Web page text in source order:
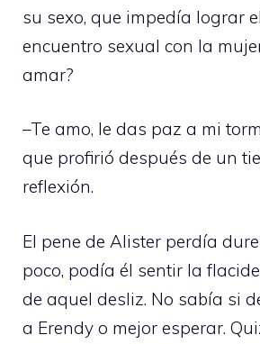
su sexo, que impedía lograr
encuentro sexual con la
amar?
–Te amo, le das paz a mi
que profirió después de un
reflexión.
El pene de Alister perdía
poco, podía él sentir la
de aquel desliz. No sabía si
a Erendy o mejor esperar.